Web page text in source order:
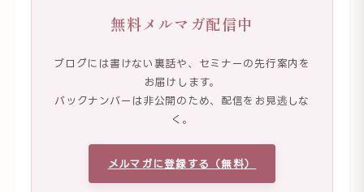
無料メルマガ配信中
ブログには書けない裏話や、セミナーの先行案内を
お届けします。
バックナンバーは非公開のため、配信をお見逃しな
く。
メルマガに登録する（無料）